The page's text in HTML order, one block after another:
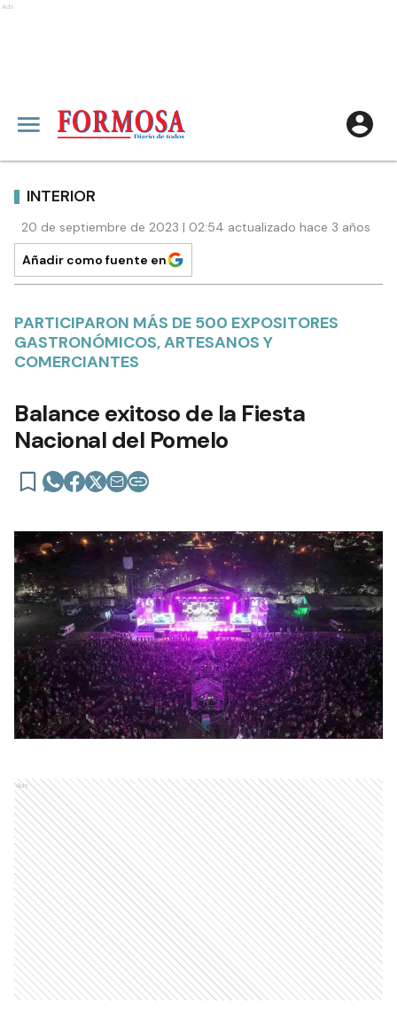
Ads
INTERIOR
20 de septiembre de 2023 | 02:54 actualizado hace 3 años
Añadir como fuente en
PARTICIPARON MÁS DE 500 EXPOSITORES
GASTRONÓMICOS, ARTESANOS Y
COMERCIANTES
Balance exitoso de la Fiesta
Nacional del Pomelo
Ads